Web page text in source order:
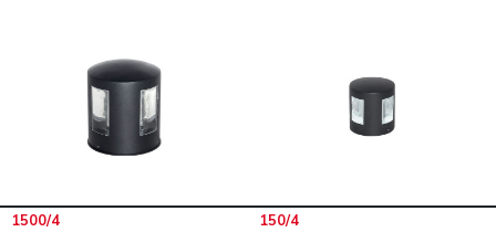
1500/4 150/4